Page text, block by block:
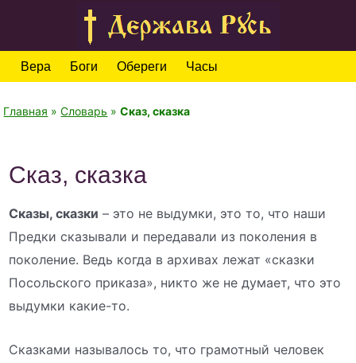
Вера Боги Обереги Часы
Главная »Словарь »Сказ, сказка
Сказ, сказка
Сказы, сказки – это не выдумки, это то, что наши
Предки сказывали и передавали из поколения в
поколение. Ведь когда в архивах лежат «сказки
Посольского приказа», никто же не думает, что это
выдумки какие-то.
Сказками называлось то, что грамотный человек